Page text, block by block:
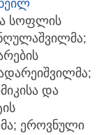
სოფლის
და
ეროვნული